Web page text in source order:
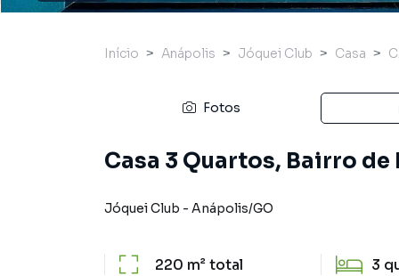
Início Anápolis Jóquei Club Casa
Fotos
Casa 3 Quartos, Bairro de
Jóquei Club - Anápolis/GO
220 m²total 3